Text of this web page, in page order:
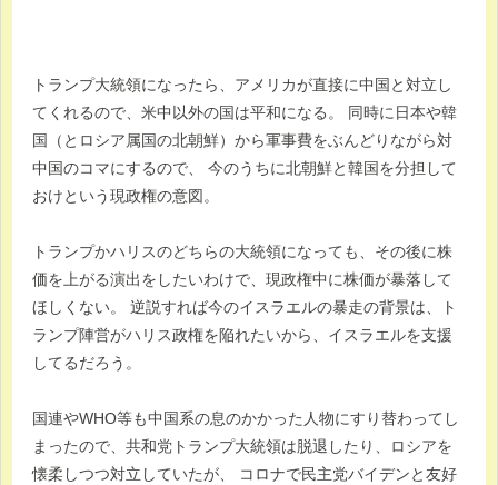
トランプ大統領になったら、アメリカが直接に中国と対立し
てくれるので、米中以外の国は平和になる。 同時に日本や韓
国（とロシア属国の北朝鮮）から軍事費をぶんどりながら対
中国のコマにするので、 今のうちに北朝鮮と韓国を分担して
おけという現政権の意図。
トランプかハリスのどちらの大統領になっても、その後に株
価を上がる演出をしたいわけで、現政権中に株価が暴落して
ほしくない。 逆説すれば今のイスラエルの暴走の背景は、ト
ランプ陣営がハリス政権を陥れたいから、イスラエルを支援
してるだろう。
国連やWHO等も中国系の息のかかった人物にすり替わってし
まったので、共和党トランプ大統領は脱退したり、ロシアを
懐柔しつつ対立していたが、 コロナで民主党バイデンと友好